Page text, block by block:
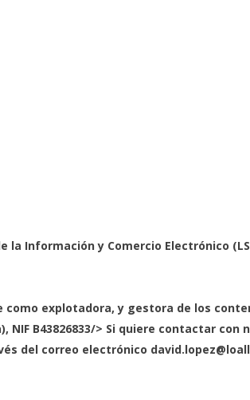
la Información y Comercio Electrónico
como explotadora, y gestora de los
B43826833/> Si quiere contactar con
del correo electrónico